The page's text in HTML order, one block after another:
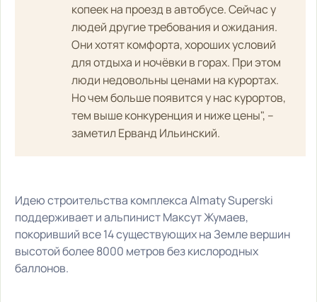
копеек на проезд в автобусе. Сейчас у
людей другие требования и ожидания.
Они хотят комфорта, хороших условий
для отдыха и ночёвки в горах. При этом
люди недовольны ценами на курортах.
Но чем больше появится у нас курортов,
тем выше конкуренция и ниже цены", –
заметил Ерванд Ильинский.
Идею строительства комплекса Almaty Superski
поддерживает и альпинист Максут Жумаев,
покоривший все 14 существующих на Земле вершин
высотой более 8000 метров без кислородных
баллонов.